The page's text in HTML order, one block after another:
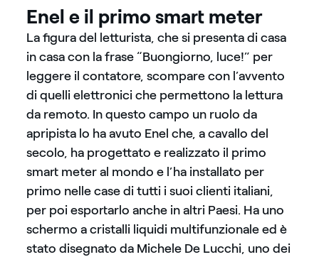
Enel e il primo smart meter
La figura del letturista, che si presenta di casa
in casa con la frase “Buongiorno, luce!” per
leggere il contatore, scompare con l’avvento
di quelli elettronici che permettono la lettura
da remoto. In questo campo un ruolo da
apripista lo ha avuto Enel che, a cavallo del
secolo, ha progettato e realizzato il primo
smart meter al mondo e l’ha installato per
primo nelle case di tutti i suoi clienti italiani,
per poi esportarlo anche in altri Paesi. Ha uno
schermo a cristalli liquidi multifunzionale ed è
stato disegnato da Michele De Lucchi, uno dei